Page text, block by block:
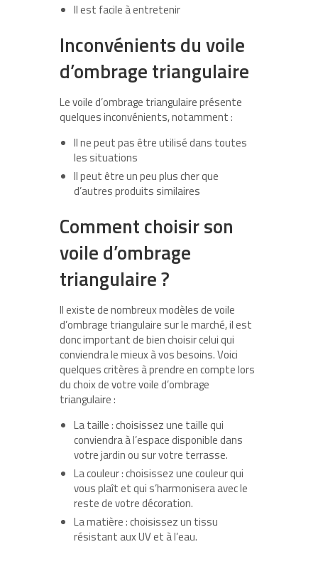
Il est facile à entretenir
Inconvénients du voile
d’ombrage triangulaire
Le voile d’ombrage triangulaire présente
quelques inconvénients, notamment :
Il ne peut pas être utilisé dans toutes
les situations
Il peut être un peu plus cher que
d’autres produits similaires
Comment choisir son
voile d’ombrage
triangulaire ?
Il existe de nombreux modèles de voile
d’ombrage triangulaire sur le marché, il est
donc important de bien choisir celui qui
conviendra le mieux à vos besoins. Voici
quelques critères à prendre en compte lors
du choix de votre voile d’ombrage
triangulaire :
La taille : choisissez une taille qui
conviendra à l’espace disponible dans
votre jardin ou sur votre terrasse.
La couleur : choisissez une couleur qui
vous plaît et qui s’harmonisera avec le
reste de votre décoration.
La matière : choisissez un tissu
résistant aux UV et à l’eau.